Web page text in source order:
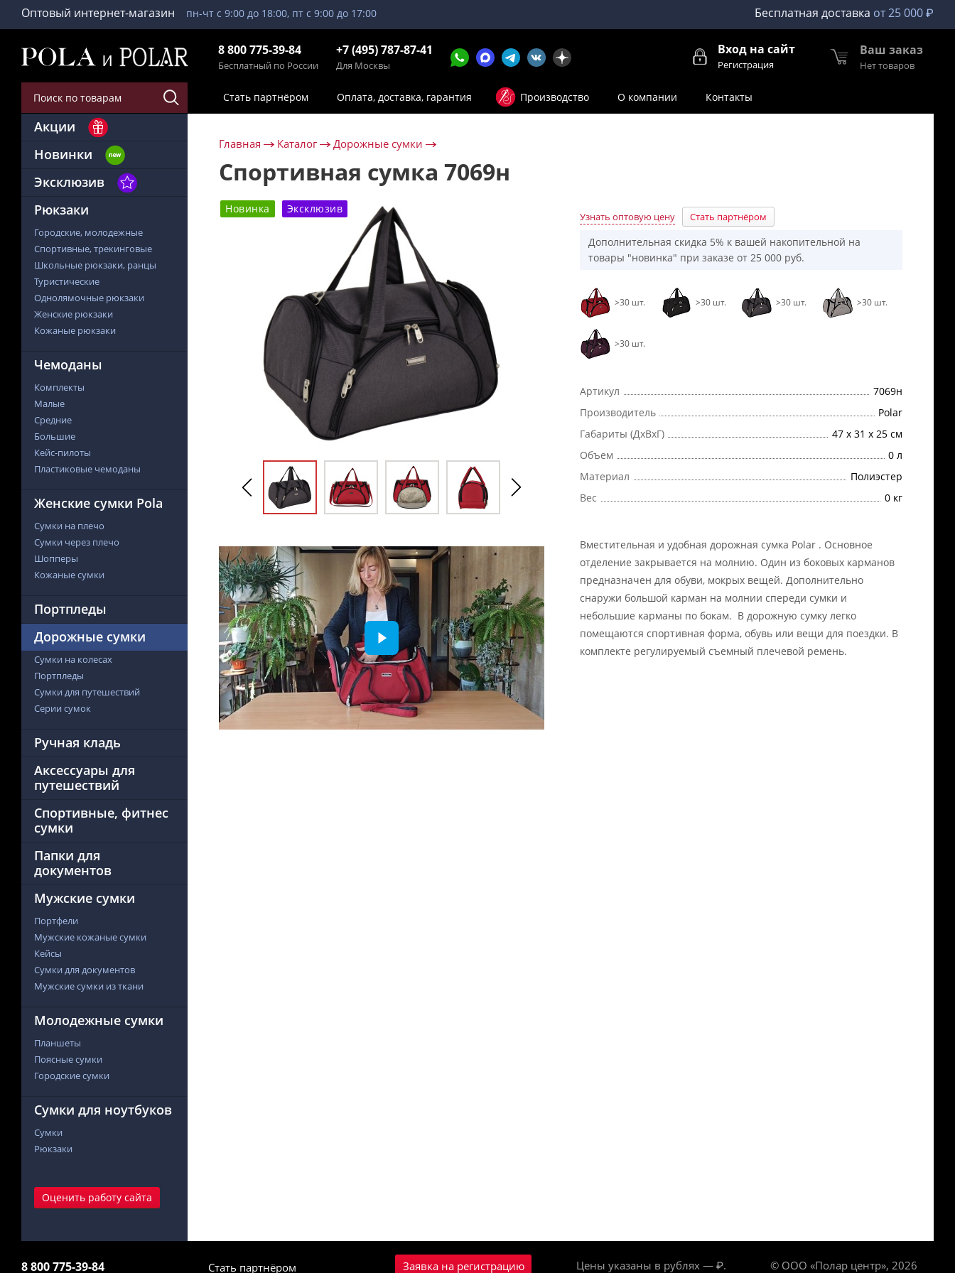
Оптовый интернет-магазин пн-чт с 9:00 до 18:00, пт с 9:00 до 17:00 Бесплатная доставка от 25 000 ₽
8 800 775-39-84
Бесплатный по России
+7 (495) 787-87-41
Для Москвы
Вход на сайт
Регистрация
Ваш заказ
Нет товаров
Стать партнёром Оплата, доставка, гарантия Производство О компании Контакты
Акции
Новинки
Эксклюзив
Рюкзаки
Городские, молодежные
Спортивные, трекинговые
Школьные рюкзаки, ранцы
Туристические
Однолямочные рюкзаки
Женские рюкзаки
Кожаные рюкзаки
Чемоданы
Комплекты
Малые
Средние
Большие
Кейс-пилоты
Пластиковые чемоданы
Женские сумки Pola
Сумки на плечо
Сумки через плечо
Шопперы
Кожаные сумки
Портпледы
Дорожные сумки
Сумки на колесах
Портпледы
Сумки для путешествий
Серии сумок
Ручная кладь
Аксессуары для
путешествий
Спортивные, фитнес
сумки
Папки для
документов
Мужские сумки
Портфели
Мужские кожаные сумки
Кейсы
Сумки для документов
Мужские сумки из ткани
Молодежные сумки
Планшеты
Поясные сумки
Городские сумки
Сумки для ноутбуков
Сумки
Рюкзаки
Оценить работу сайта
Главная Каталог Дорожные сумки
Спортивная сумка 7069н
Новинка Эксклюзив
Узнать оптовую цену Стать партнёром
Дополнительная скидка 5% к вашей накопительной на
товары "новинка" при заказе от 25 000 руб.
>30 шт. >30 шт. >30 шт. >30 шт.
>30 шт.
Артикул
7069н
Производитель
Polar
Габариты (ДхВхГ)
47 х 31 х 25 см
Объем
0 л
Материал
Полиэстер
Вес
0 кг
Вместительная и удобная дорожная сумка Polar . Основное
отделение закрывается на молнию. Один из боковых карманов
предназначен для обуви, мокрых вещей. Дополнительно
снаружи большой карман на молнии спереди сумки и
небольшие карманы по бокам. В дорожную сумку легко
помещаются спортивная форма, обувь или вещи для поездки. В
комплекте регулируемый съемный плечевой ремень.
8 800 775-39-84 Стать партнёром Заявка на регистрацию Цены указаны в рублях — ₽. © ООО «Полар центр», 2026